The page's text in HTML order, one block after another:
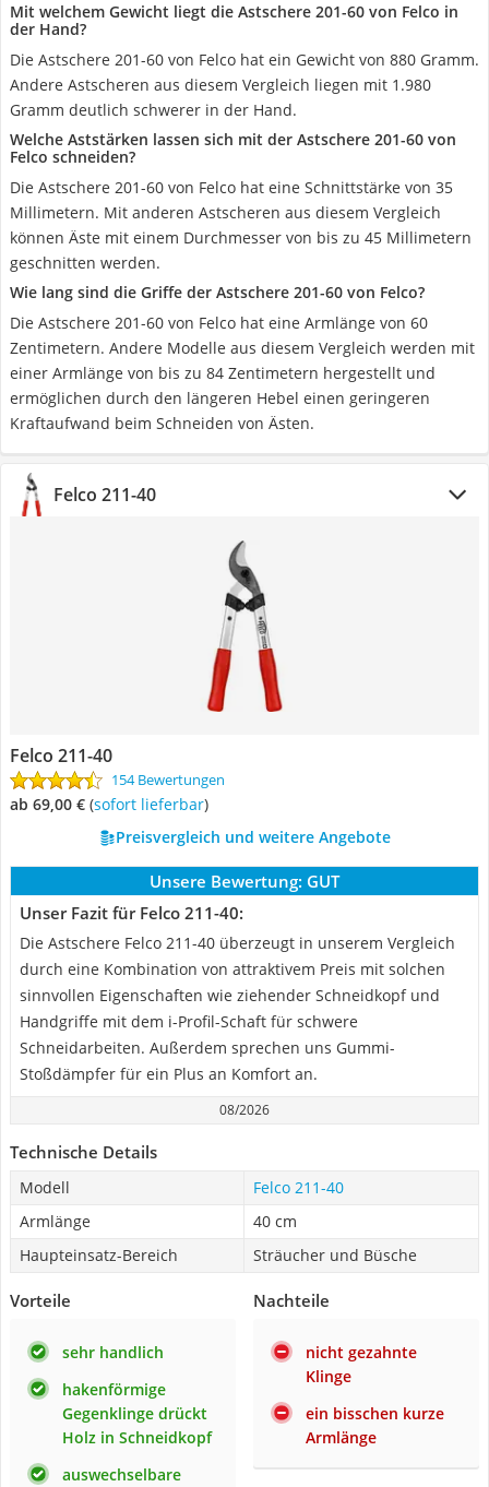
Mit welchem Gewicht liegt die Astschere 201-60 von Felco in
der Hand?
Die Astschere 201-60 von Felco hat ein Gewicht von 880 Gramm.
Andere Astscheren aus diesem Vergleich liegen mit 1.980
Gramm deutlich schwerer in der Hand.
Welche Aststärken lassen sich mit der Astschere 201-60 von
Felco schneiden?
Die Astschere 201-60 von Felco hat eine Schnittstärke von 35
Millimetern. Mit anderen Astscheren aus diesem Vergleich
können Äste mit einem Durchmesser von bis zu 45 Millimetern
geschnitten werden.
Wie lang sind die Griffe der Astschere 201-60 von Felco?
Die Astschere 201-60 von Felco hat eine Armlänge von 60
Zentimetern. Andere Modelle aus diesem Vergleich werden mit
einer Armlänge von bis zu 84 Zentimetern hergestellt und
ermöglichen durch den längeren Hebel einen geringeren
Kraftaufwand beim Schneiden von Ästen.
Felco 211-40
Felco 211-40
154 Bewertungen
ab 69,00 € ( Sofort lieferbar)
Preisvergleich und weitere Angebote
Unsere Bewertung: GUT
Unser Fazit für Felco 211-40:
Die Astschere Felco 211-40 überzeugt in unserem Vergleich
durch eine Kombination von attraktivem Preis mit solchen
sinnvollen Eigenschaften wie ziehender Schneidkopf und
Handgriffe mit dem i-Profil-Schaft für schwere
Schneidarbeiten. Außerdem sprechen uns Gummi-
Stoßdämpfer für ein Plus an Komfort an.
08/2026
Technische Details
Modell
Felco 211-40
Armlänge
40 cm
Haupteinsatz-Bereich
Sträucher und Büsche
Vorteile
sehr handlich
hakenförmige
Gegenklinge drückt
Holz in Schneidkopf
auswechselbare
Nachteile
nicht gezahnte
Klinge
ein bisschen kurze
Armlänge